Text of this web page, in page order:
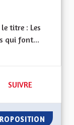
titre : Les
qui font...
52 ABONNÉS
SUIVRE